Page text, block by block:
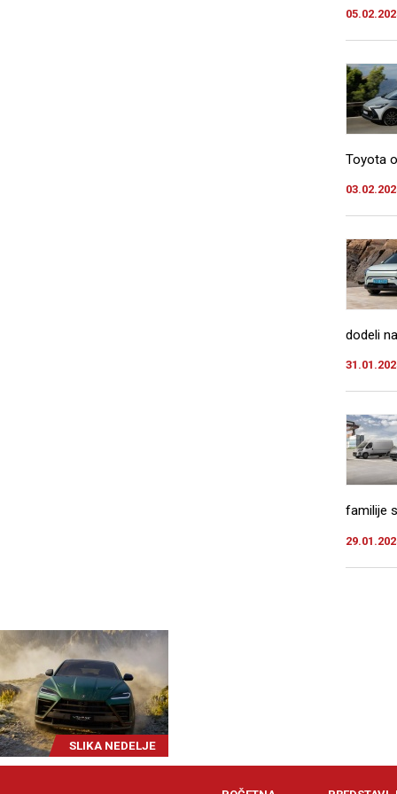
Toyota
dodeli
familije
SLIKA NEDELJE